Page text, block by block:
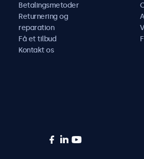
Betalingsmetoder
Returnering og
reparation
Få et tilbud
Kontakt os